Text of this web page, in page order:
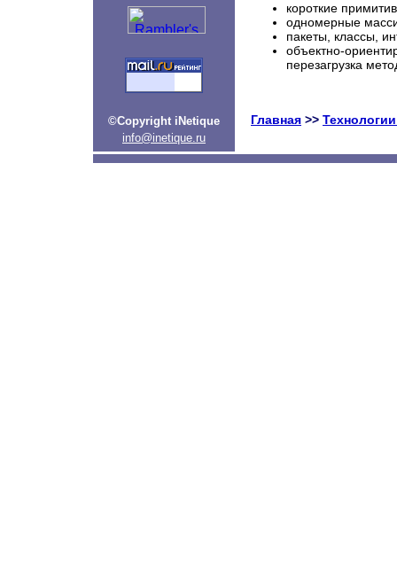
©Copyright iNetique
info@inetique.ru
короткие
одномерные
пакеты, классы,
объектно-
перезагрузка
Главная >>